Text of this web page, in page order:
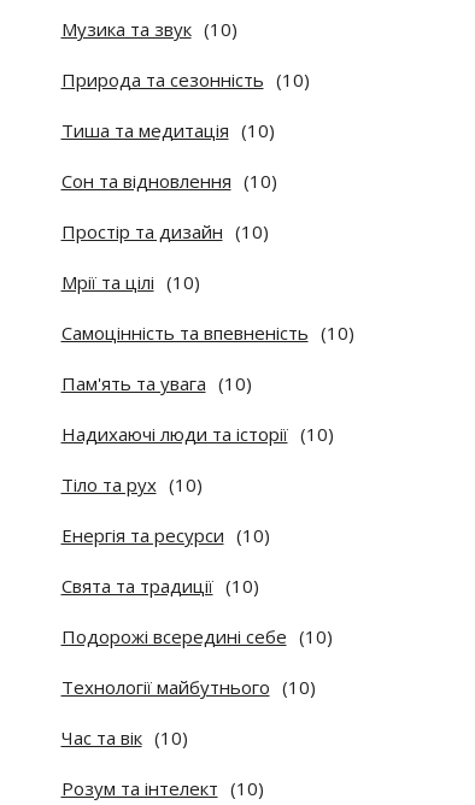
Музика та звук (10)
Природа та сезонність (10)
Тиша та медитація (10)
Сон та відновлення (10)
Простір та дизайн (10)
Мрії та цілі (10)
Самоцінність та впевненість (10)
Пам'ять та увага (10)
Надихаючі люди та історії (10)
Тіло та рух (10)
Енергія та ресурси (10)
Свята та традиції (10)
Подорожі всередині себе (10)
Технології майбутнього (10)
Час та вік (10)
Розум та інтелект (10)